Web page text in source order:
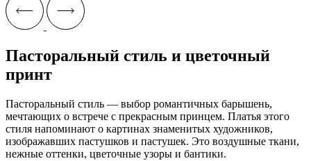
Пасторальный стиль и цветочный
принт
Пасторальный стиль — выбор романтичных барышень,
мечтающих о встрече с прекрасным принцем. Платья этого
стиля напоминают о картинах знаменитых художников,
изображавших пастушков и пастушек. Это воздушные ткани,
нежные оттенки, цветочные узоры и бантики.